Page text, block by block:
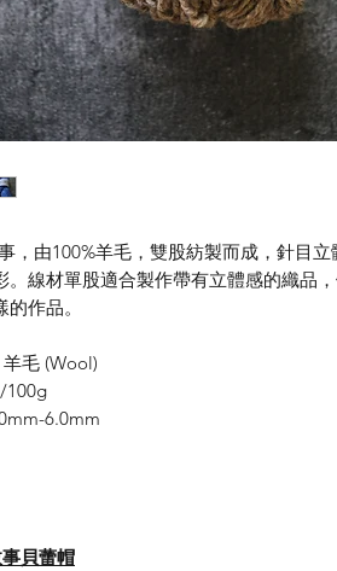
，由100%羊毛，雙股紡製而成，針目
。線材單股適合製作帶有立體感的織品
作品。
毛 (Wool)
100g
6.0mm
貝蕾帽